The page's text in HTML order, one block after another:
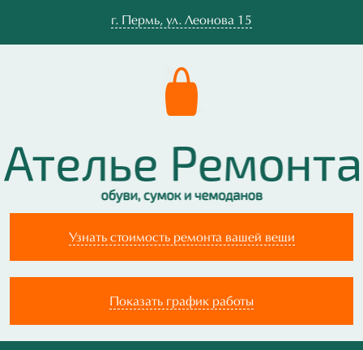
г. Пермь, ул. Леонова 15
Узнать стоимость ремонта вашей вещи
Показать график работы